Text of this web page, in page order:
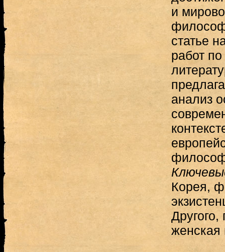
и
статье
работ
анализ
Корея,
женская